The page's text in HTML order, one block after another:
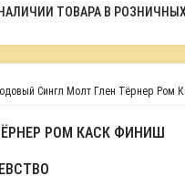
ТОВАРА В
Сингл Молт Глен Тёрнер Ром
РОМ КАСК ФИНИШ